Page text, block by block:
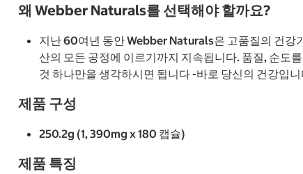
왜 Webber Naturals를 선택해야 할까요?
지난 60여년 동안 Webber Naturals은 고품질의 건강
산의 모든 공정에 이르기까지 지속됩니다. 품질, 순도
것 하나만을 생각하시면 됩니다 -바로 당신의 건강입
제품 구성
250.2g (1, 390mg x 180 캡슐)
제품 특징